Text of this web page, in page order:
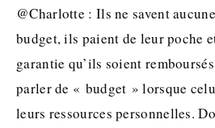
@Charlotte : Ils ne savent
budget, ils paient de leur poche
garantie qu’ils soient
parler de « budget » lorsque
leurs ressources personnelles.